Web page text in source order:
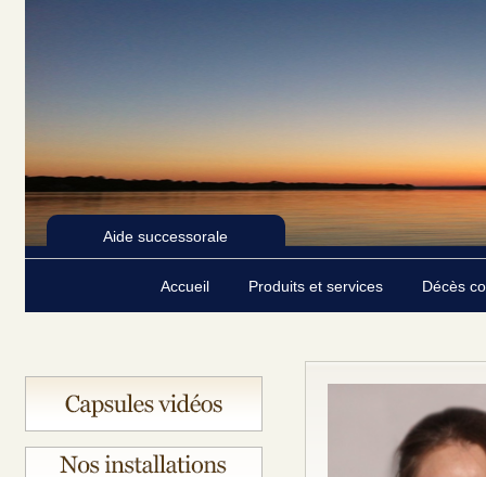
Aide successorale
Accueil Produits et services Décès